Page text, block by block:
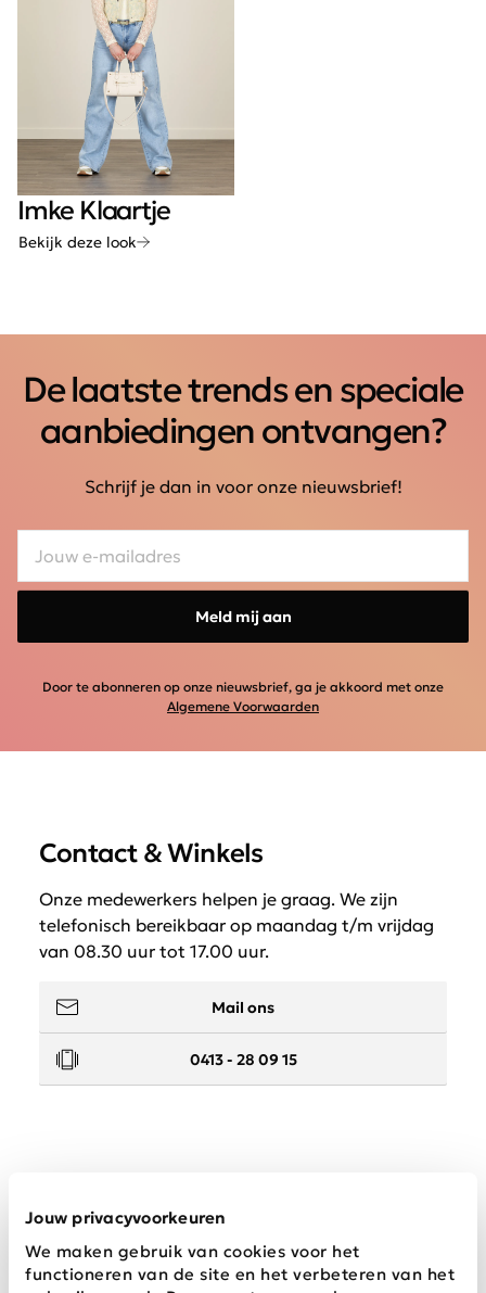
Jouw privacyvoorkeuren
We maken gebruik van cookies voor het
functioneren van de site en het verbeteren van het
Imke Klaartje
Bekijk deze look
De laatste trends en speciale
aanbiedingen ontvangen?
Schrijf je dan in voor onze nieuwsbrief!
Meld mij aan
Door te abonneren op onze nieuwsbrief, ga je akkoord met onze
Algemene Voorwaarden
Contact & Winkels
Onze medewerkers helpen je graag. We zijn
telefonisch bereikbaar op maandag t/m vrijdag
van 08.30 uur tot 17.00 uur.
Mail ons
0413 - 28 09 15
Wij zijn Schijvens mode